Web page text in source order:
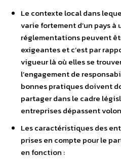
Le contexte local dans
varie fortement d’un pays à
réglementations peuvent
exigeantes et c’est par
vigueur là où elles se
l’engagement de
bonnes pratiques doivent
partager dans le cadre
entreprises dépassent
Les caractéristiques des
prises en compte pour le
en fonction :